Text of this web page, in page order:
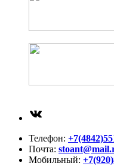
Телефон:
Почта:
Мобильный: